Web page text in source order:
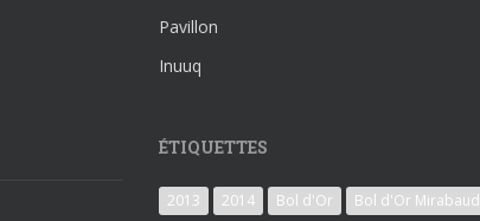
Pavillon
Inuuq
ÉTIQUETTES
2013 2014 Bol d'Or Bol d'Or Mirabaud